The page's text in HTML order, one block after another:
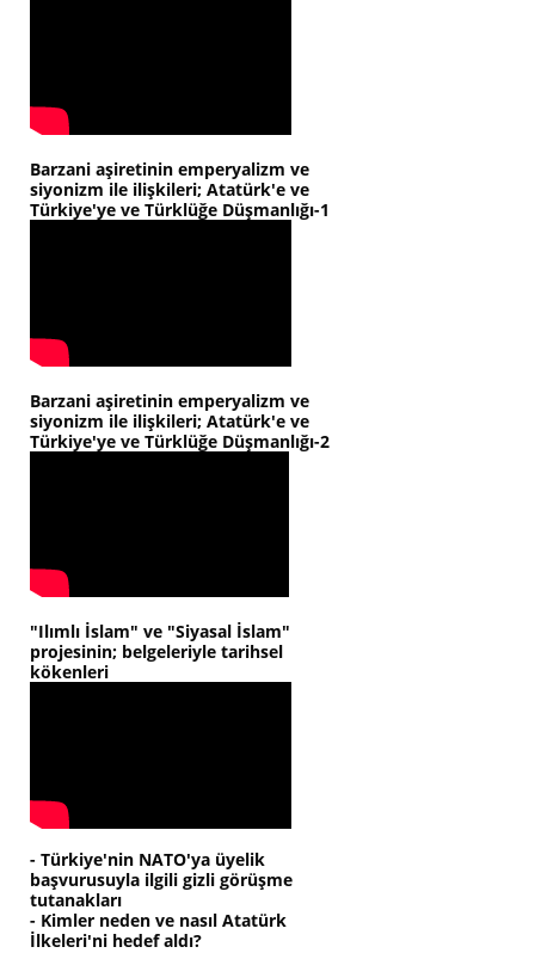
Barzani aşiretinin emperyalizm ve
siyonizm ile ilişkileri; Atatürk'e ve
Türkiye'ye ve Türklüğe Düşmanlığı-1
Barzani aşiretinin emperyalizm ve
siyonizm ile ilişkileri; Atatürk'e ve
Türkiye'ye ve Türklüğe Düşmanlığı-2
"Ilımlı İslam" ve "Siyasal İslam"
projesinin; belgeleriyle tarihsel
kökenleri
- Türkiye'nin NATO'ya üyelik
başvurusuyla ilgili gizli görüşme
tutanakları
- Kimler neden ve nasıl Atatürk
İlkeleri'ni hedef aldı?